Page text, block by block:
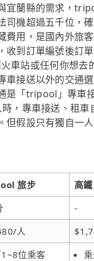
宜蘭縣的需求，
司機超過五千位，
費用，是國內外旅
收到訂單編號後訂
車站或任何你想去
車接送以外的交通
是「tripool」專車
，專車接送、租
但假設只有獨自一
旅步 高鐵
-
人
位乘客